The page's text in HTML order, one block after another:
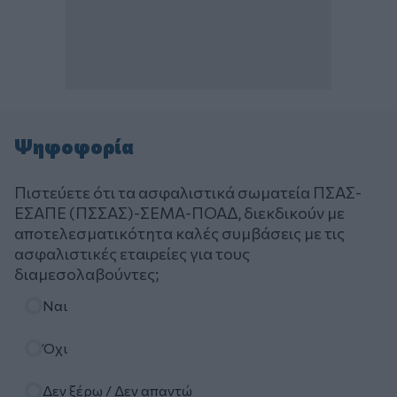
Ψηφοφορία
Πιστεύετε ότι τα ασφαλιστικά σωματεία ΠΣΑΣ-
ΕΣΑΠΕ (ΠΣΣΑΣ)-ΣΕΜΑ-ΠΟΑΔ, διεκδικούν με
αποτελεσματικότητα καλές συμβάσεις με τις
ασφαλιστικές εταιρείες για τους
διαμεσολαβούντες;
Ναι
Όχι
Δεν ξέρω / Δεν απαντώ